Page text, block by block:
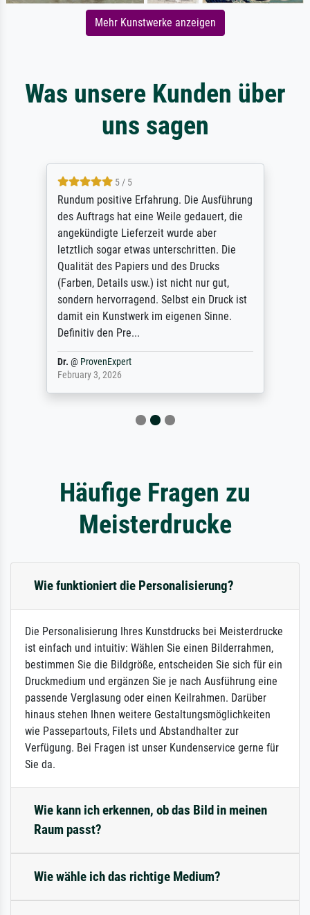
Mehr Kunstwerke anzeigen
Was unsere Kunden über
uns sagen
5 / 5
Rundum positive Erfahrung. Die Ausführung
des Auftrags hat eine Weile gedauert, die
angekündigte Lieferzeit wurde aber
letztlich sogar etwas unterschritten. Die
Qualität des Papiers und des Drucks
(Farben, Details usw.) ist nicht nur gut,
sondern hervorragend. Selbst ein Druck ist
damit ein Kunstwerk im eigenen Sinne.
Definitiv den Pre...
Dr. @ ProvenExpert
February 3, 2026
Häufige Fragen zu
Meisterdrucke
Wie funktioniert die Personalisierung?
Die Personalisierung Ihres Kunstdrucks bei Meisterdrucke
ist einfach und intuitiv: Wählen Sie einen Bilderrahmen,
bestimmen Sie die Bildgröße, entscheiden Sie sich für ein
Druckmedium und ergänzen Sie je nach Ausführung eine
passende Verglasung oder einen Keilrahmen. Darüber
hinaus stehen Ihnen weitere Gestaltungsmöglichkeiten
wie Passepartouts, Filets und Abstandhalter zur
Verfügung. Bei Fragen ist unser Kundenservice gerne für
Sie da.
Wie kann ich erkennen, ob das Bild in meinen
Raum passt?
Wie wähle ich das richtige Medium?